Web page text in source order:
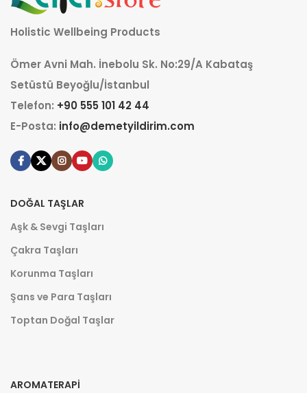
Holistic Wellbeing Products
Ömer Avni Mah. İnebolu Sk. No:29/A Kabataş
Setüstü Beyoğlu/İstanbul
Telefon: +90 555 101 42 44
E-Posta: info@demetyildirim.com
DOĞAL TAŞLAR
Aşk & Sevgi Taşları
Çakra Taşları
Korunma Taşları
Şans ve Para Taşları
Toptan Doğal Taşlar
AROMATERAPI